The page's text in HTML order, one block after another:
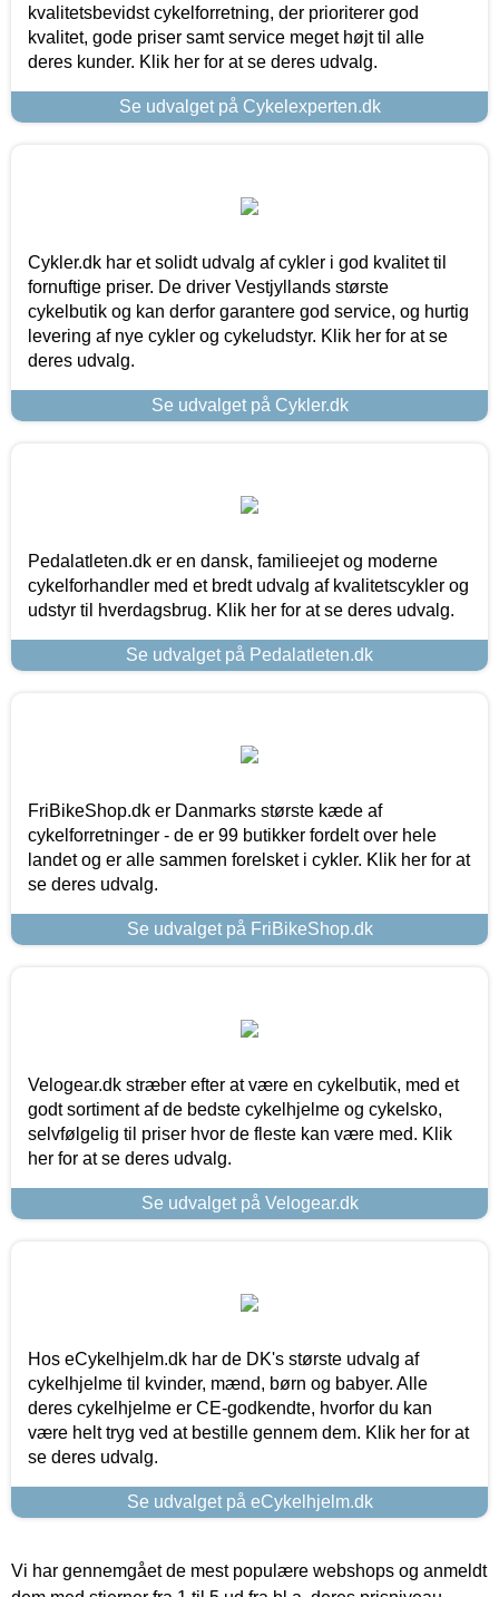
kvalitetsbevidst cykelforretning, der prioriterer god
kvalitet, gode priser samt service meget højt til alle
deres kunder. Klik her for at se deres udvalg.
Se udvalget på Cykelexperten.dk
Cykler.dk har et solidt udvalg af cykler i god kvalitet til
fornuftige priser. De driver Vestjyllands største
cykelbutik og kan derfor garantere god service, og hurtig
levering af nye cykler og cykeludstyr. Klik her for at se
deres udvalg.
Se udvalget på Cykler.dk
Pedalatleten.dk er en dansk, familieejet og moderne
cykelforhandler med et bredt udvalg af kvalitetscykler og
udstyr til hverdagsbrug. Klik her for at se deres udvalg.
Se udvalget på Pedalatleten.dk
FriBikeShop.dk er Danmarks største kæde af
cykelforretninger - de er 99 butikker fordelt over hele
landet og er alle sammen forelsket i cykler. Klik her for at
se deres udvalg.
Se udvalget på FriBikeShop.dk
Velogear.dk stræber efter at være en cykelbutik, med et
godt sortiment af de bedste cykelhjelme og cykelsko,
selvfølgelig til priser hvor de fleste kan være med. Klik
her for at se deres udvalg.
Se udvalget på Velogear.dk
Hos eCykelhjelm.dk har de DK's største udvalg af
cykelhjelme til kvinder, mænd, børn og babyer. Alle
deres cykelhjelme er CE-godkendte, hvorfor du kan
være helt tryg ved at bestille gennem dem. Klik her for at
se deres udvalg.
Se udvalget på eCykelhjelm.dk
Vi har gennemgået de mest populære webshops og anmeldt